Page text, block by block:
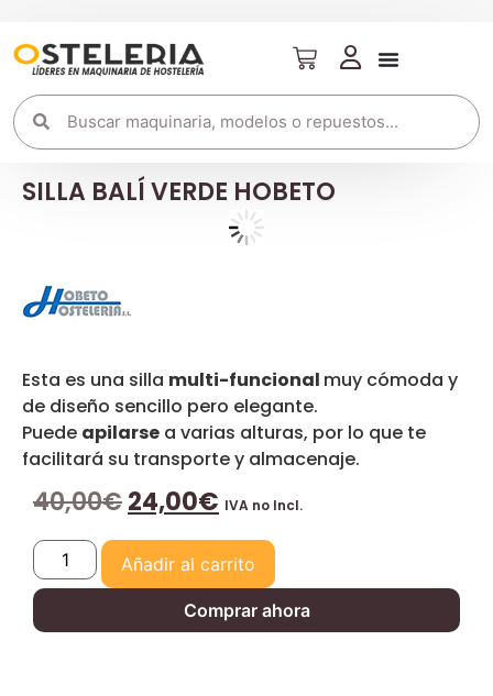
SILLA BALÍ VERDE HOBETO
Esta es una silla multi-funcional muy cómoda y
de diseño sencillo pero elegante.
Puede apilarse a varias alturas, por lo que te
facilitará su transporte y almacenaje.
40,00€24,00€ IVA no Incl.
Añadir al carrito
Comprar ahora